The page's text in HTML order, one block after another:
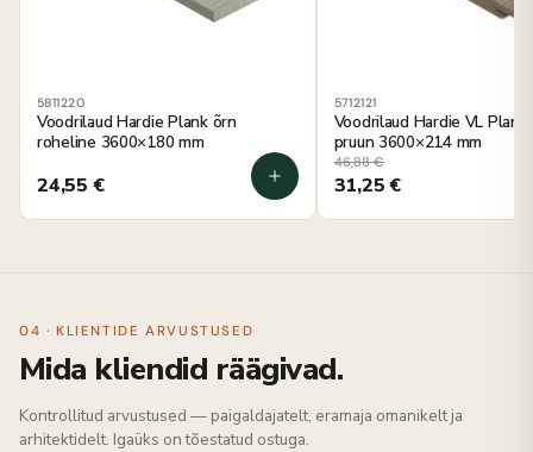
5811220
Voodrilaud Hardie Plank õrn
roheline 3600×180 mm
24,55 €
5712121
Voodrilaud Hardie VL Plank
pruun 3600×214 mm
46,88€
31,25€
04 · KLIENTIDE ARVUSTUSED
Mida kliendid räägivad.
Kontrollitud arvustused — paigaldajatelt, eramaja omanikelt ja
arhitektidelt. Igaüks on tõestatud ostuga.